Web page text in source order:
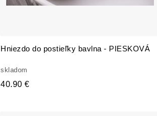
Hniezdo do postieľky bavlna - PIESKOVÁ
skladom
40.90 €